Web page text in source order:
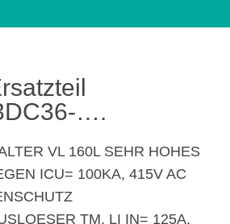
….
VL 160L SEHR HOHES
ICU= 100KA, 415V AC
TM, LI IN= 125A,